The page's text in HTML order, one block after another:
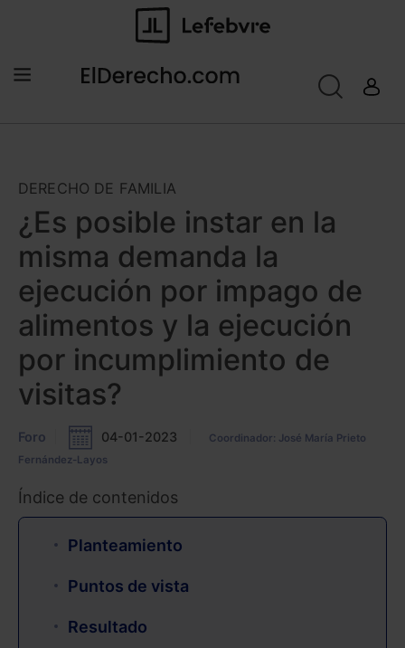
DERECHO DE FAMILIA
¿Es posible instar en la
misma demanda la
ejecución por impago de
alimentos y la ejecución
por incumplimiento de
visitas?
Foro 04-01-2023
Coordinador: José María Prieto
Fernández-Layos
Índice de contenidos
Planteamiento
Puntos de vista
Resultado